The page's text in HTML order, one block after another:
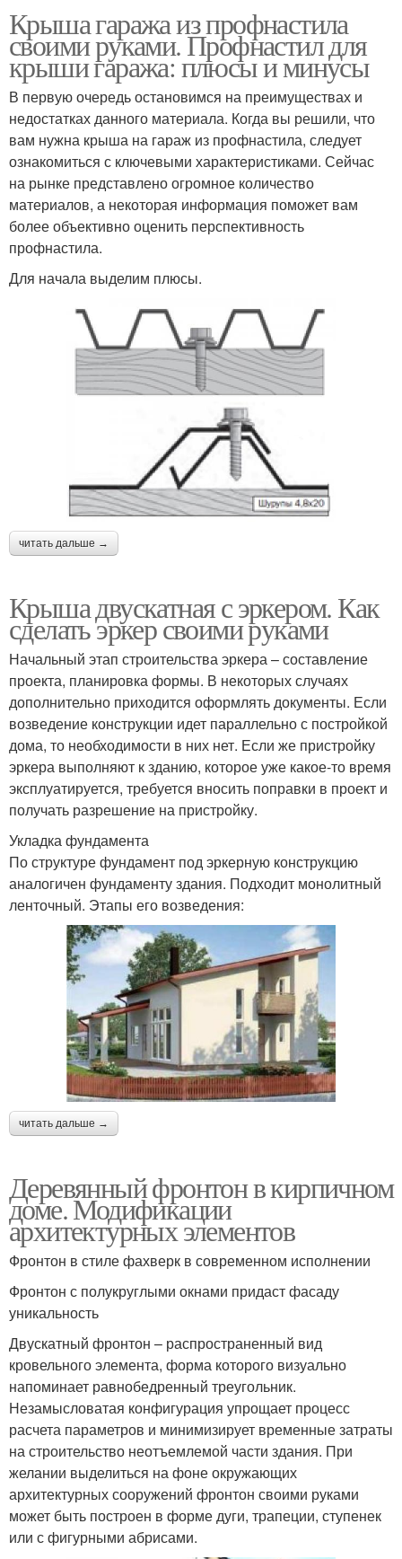
Крыша гаража из профнастила
своими руками. Профнастил для
крыши гаража: плюсы и минусы
В первую очередь остановимся на преимуществах и
недостатках данного материала. Когда вы решили, что
вам нужна крыша на гараж из профнастила, следует
ознакомиться с ключевыми характеристиками. Сейчас
на рынке представлено огромное количество
материалов, а некоторая информация поможет вам
более объективно оценить перспективность
профнастила.
Для начала выделим плюсы.
читать дальше →
Крыша двускатная с эркером. Как
сделать эркер своими руками
Начальный этап строительства эркера – составление
проекта, планировка формы. В некоторых случаях
дополнительно приходится оформлять документы. Если
возведение конструкции идет параллельно с постройкой
дома, то необходимости в них нет. Если же пристройку
эркера выполняют к зданию, которое уже какое-то время
эксплуатируется, требуется вносить поправки в проект и
получать разрешение на пристройку.
Укладка фундамента
По структуре фундамент под эркерную конструкцию
аналогичен фундаменту здания. Подходит монолитный
ленточный. Этапы его возведения:
читать дальше →
Деревянный фронтон в кирпичном
доме. Модификации
архитектурных элементов
Фронтон в стиле фахверк в современном исполнении
Фронтон с полукруглыми окнами придаст фасаду
уникальность
Двускатный фронтон – распространенный вид
кровельного элемента, форма которого визуально
напоминает равнобедренный треугольник.
Незамысловатая конфигурация упрощает процесс
расчета параметров и минимизирует временные затраты
на строительство неотъемлемой части здания. При
желании выделиться на фоне окружающих
архитектурных сооружений фронтон своими руками
может быть построен в форме дуги, трапеции, ступенек
или с фигурными абрисами.